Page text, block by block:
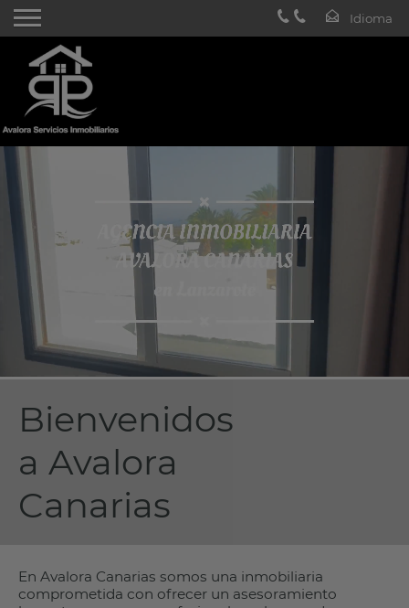
Bienvenidos
a Avalora
Canarias
En Avalora Canarias somos una inmobiliaria
comprometida con ofrecer un asesoramiento